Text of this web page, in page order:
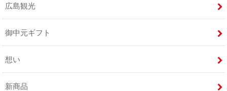
広島観光
御中元ギフト
想い
新商品